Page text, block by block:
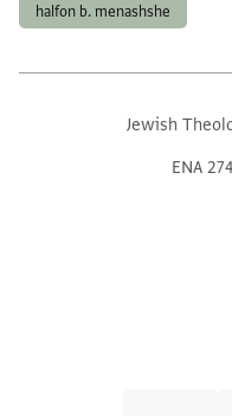
halfon b. menashshe
Jewish
ENA